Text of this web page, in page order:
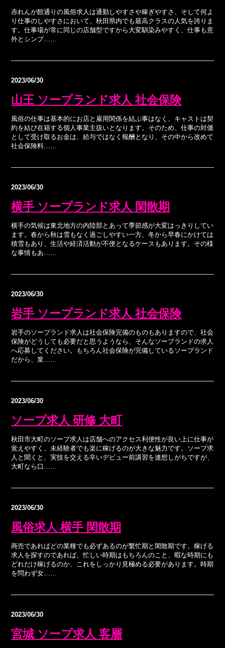
赤れんが館通りの風俗求人は通勤しやすさや稼ぎやすさ、そして何よ
り仕事のしやすさにおいて、秋田県内でも最高クラスの人気を誇りま
す。仕事場が常に同じの店舗型ですから大変馴染みやすく、仕事も意
外とシンプ……
2023/06/30
山王 ソープランド求人 社会保険
風俗の仕事は基本的にお店と雇用関係を結ぶ事はなく、キャストは契
約を結び在籍する個人事業主扱いとなります。そのため、仕事の対価
として受け取るお金は、給与ではなく報酬となり、その中から改めて
社会保険料……
2023/06/30
横手 ソープランド求人 閑散期
横手の気候は東北地方の内陸部とあって季節感が大変はっきりしてい
ます。春から秋は雪もなく過ごしやすい一方、冬から早春にかけては
積雪もあり、生活や経済活動が不便となるケースもあります。その様
な事情もあ……
2023/06/30
岩手 ソープランド求人 社会保険
岩手のソープランド求人は社会保険完備のものもありますので、社会
保険がどうしても必要だと思うようなら、そんなソープランドの求人
へ応募してください。もちろん社会保険が完備しているソープランド
だから、業……
2023/06/30
ソープ求人 研修 大町
秋田市大町のソープ求人は店舗へのアクセス利便性が良い上に仕事が
覚えやすく、未経験者でも楽に稼げるのが大きな魅力です。ソープ求
人と聞くと、実技を交える辛いデビュー前講習を連想しがちですが、
大町なら口……
2023/06/30
風俗求人 横手 閑散期
商売であればどの業種でも必ずあるのが繁忙期と閑散期です。稼げる
求人を探すのであれば、忙しい時期はもちろんのこと、暇な時期にも
どれだけ稼げるのか、これをしっかり見極める必要があります。時期
を問わず女……
2023/06/30
宮城 ソープ求人 客層